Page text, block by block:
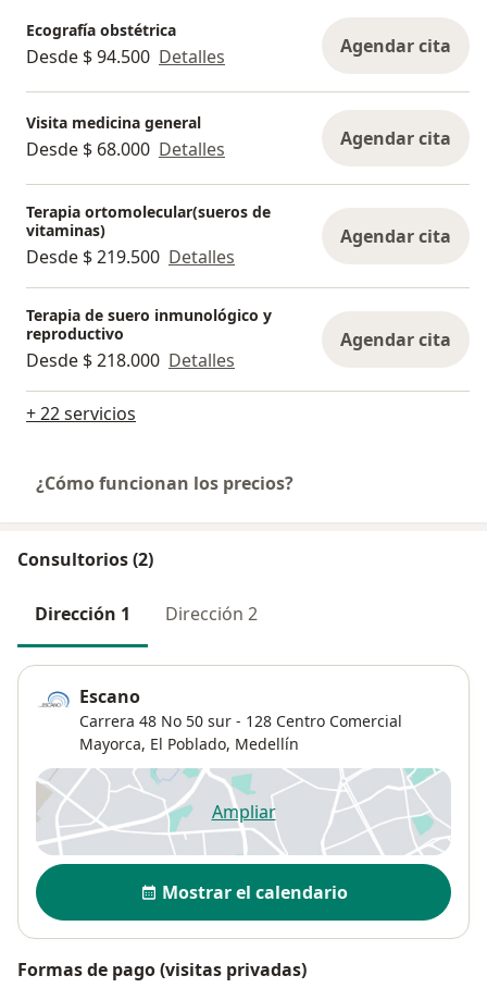
Ecografía obstétrica
Desde $ 94.500 Detalles Agendar cita
Visita medicina general
Desde $ 68.000 Detalles Agendar cita
Terapia ortomolecular(sueros de
vitaminas)
Desde $ 219.500 Detalles
Agendar cita
Terapia de suero inmunológico y
reproductivo
Desde $ 218.000 Detalles
Agendar cita
+ 22 servicios
¿Cómo funcionan los precios?
Consultorios (2)
Dirección 1 Dirección 2
Escano
Carrera 48 No 50 sur - 128 Centro Comercial
Mayorca, El Poblado, Medellín
Ampliarse abre en una nueva
Disponibilidad
Mostrar el calendario
Formas de pago (visitas privadas)